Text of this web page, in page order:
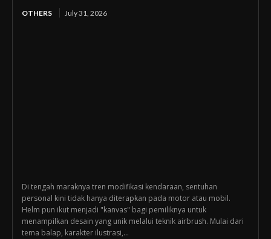
OTHERS July 31, 2026
Di tengah maraknya tren modifikasi kendaraan, sentuhan
personal kini tidak hanya diterapkan pada motor atau mobil.
Helm pun ikut menjadi "kanvas" bagi pemiliknya untuk
menampilkan desain yang unik melalui teknik airbrush. Mulai dari
tema balap, karakter ilustrasi,...